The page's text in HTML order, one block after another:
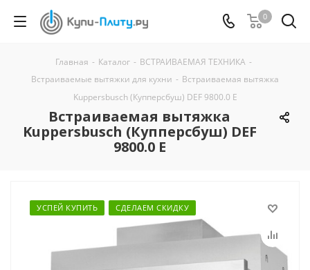
0
Главная - Каталог - ВСТРАИВАЕМАЯ ТЕХНИКА -
Встраиваемые вытяжки для кухни - Встраиваемая вытяжка
Kuppersbusch (Купперсбуш) DEF 9800.0 E
Встраиваемая вытяжка
Kuppersbusch (Купперсбуш) DEF
9800.0 E
УСПЕЙ КУПИТЬ СДЕЛАЕМ СКИДКУ